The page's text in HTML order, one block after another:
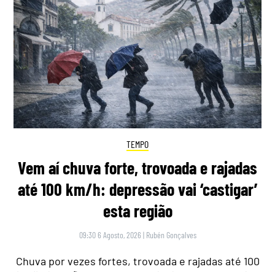
TEMPO
Vem aí chuva forte, trovoada e rajadas
até 100 km/h: depressão vai ‘castigar’
esta região
09:30 6 Agosto, 2026 | Rubén Gonçalves
Chuva por vezes fortes, trovoada e rajadas até 100